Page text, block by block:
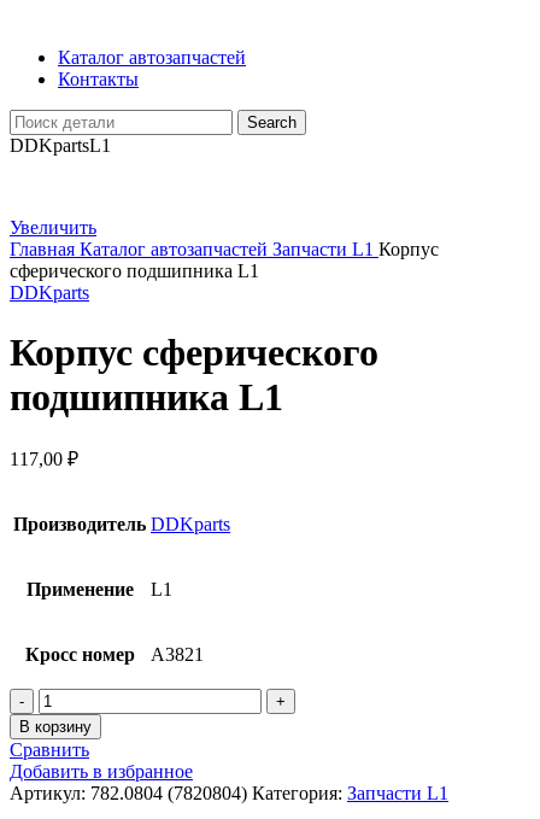
Каталог автозапчастей
Контакты
Search
DDKpartsL1
Увеличить
Главная Каталог автозапчастей Запчасти L1 Корпус
сферического подшипника L1
DDKparts
Корпус сферического
подшипника L1
117,00 ₽
Производитель DDKparts
Применение L1
Кросс номер A3821
Количество
товара
Корпус
сферического
подшипника
L1
В корзину
Сравнить
Добавить в избранное
Артикул: 782.0804 (7820804) Категория: Запчасти L1